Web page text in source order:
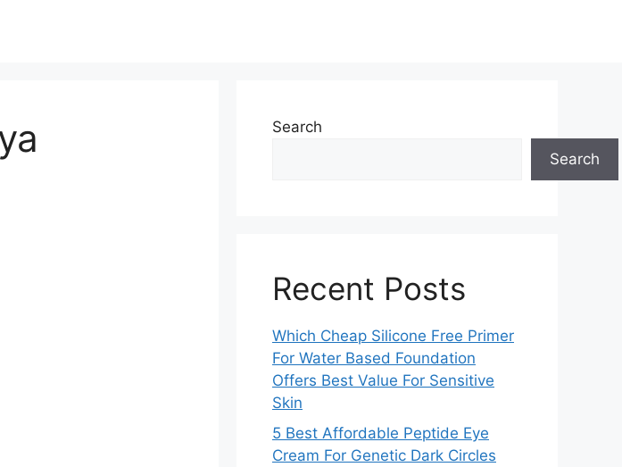
Search
Search
Recent Posts
Which Cheap Silicone Free Primer
For Water Based Foundation
Offers Best Value For Sensitive
Skin
5 Best Affordable Peptide Eye
Cream For Genetic Dark Circles